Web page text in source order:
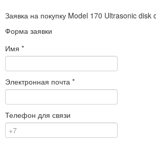
Заявка на покупку Model 170 Ultrasonic disk
Форма заявки
Имя *
Электронная почта *
Телефон для связи